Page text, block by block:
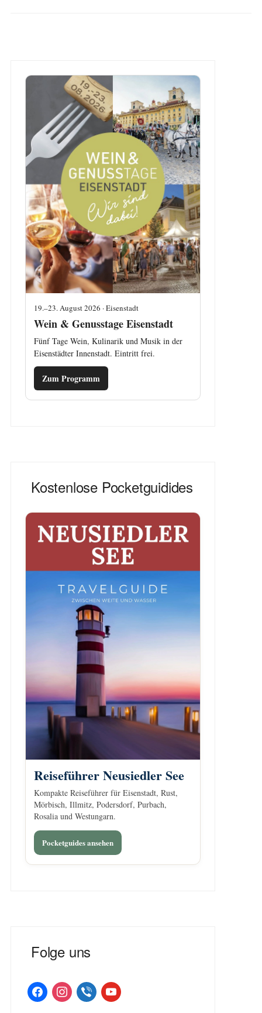
19.–23. August 2026 · Eisenstadt
Wein & Genusstage Eisenstadt
Fünf Tage Wein, Kulinarik und Musik in der
Eisenstädter Innenstadt. Eintritt frei.
Zum Programm
Kostenlose Pocketguidides
Reiseführer Neusiedler See
Kompakte Reiseführer für Eisenstadt, Rust,
Mörbisch, Illmitz, Podersdorf, Purbach,
Rosalia und Westungarn.
Pocketguides ansehen
Folge uns
facebookinstagramviber youtube